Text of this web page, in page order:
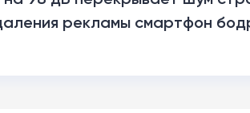
рекламы смартфон